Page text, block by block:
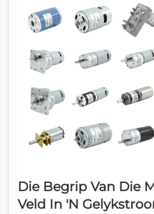
Die Begrip Van Die
Veld In 'n